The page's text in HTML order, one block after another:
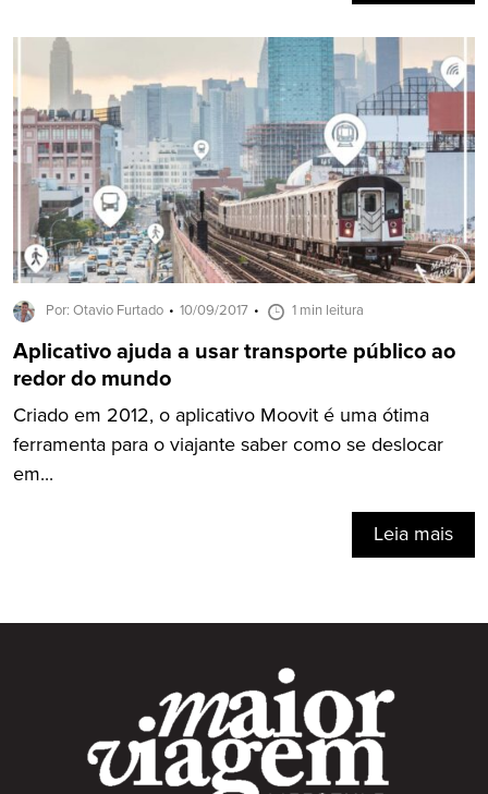
Por: Otavio Furtado 10/09/2017 1 min leitura
Aplicativo ajuda a usar transporte público ao
redor do mundo
Criado em 2012, o aplicativo Moovit é uma ótima
ferramenta para o viajante saber como se deslocar
em...
Leia mais